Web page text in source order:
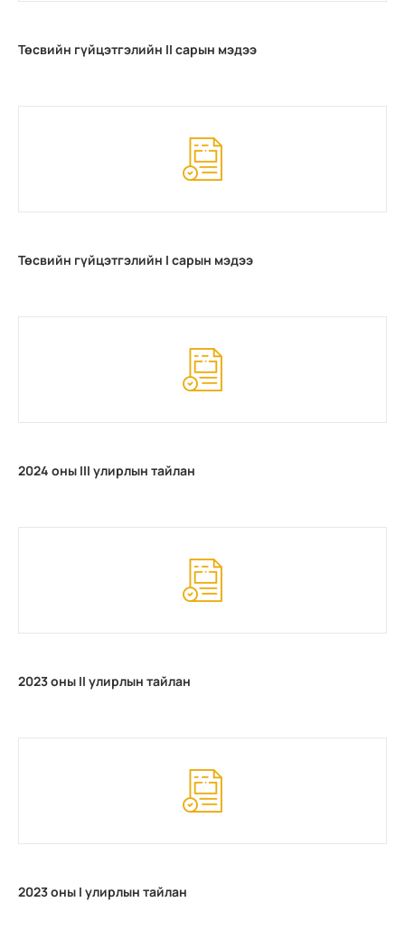
Төсвийн гүйцэтгэлийн II сарын мэдээ
Төсвийн гүйцэтгэлийн I сарын мэдээ
2024 оны III улирлын тайлан
2023 оны II улирлын тайлан
2023 оны I улирлын тайлан